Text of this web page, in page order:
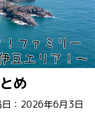
め
日：2026年6月3日